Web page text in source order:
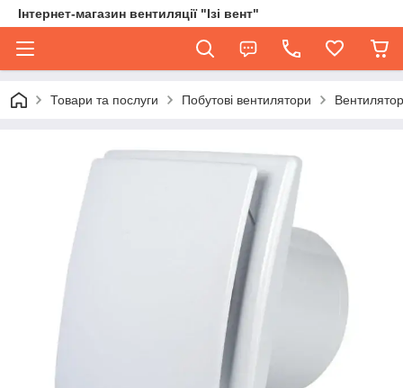
Інтернет-магазин вентиляції "Ізі вент"
Товари та послуги Побутові вентилятори